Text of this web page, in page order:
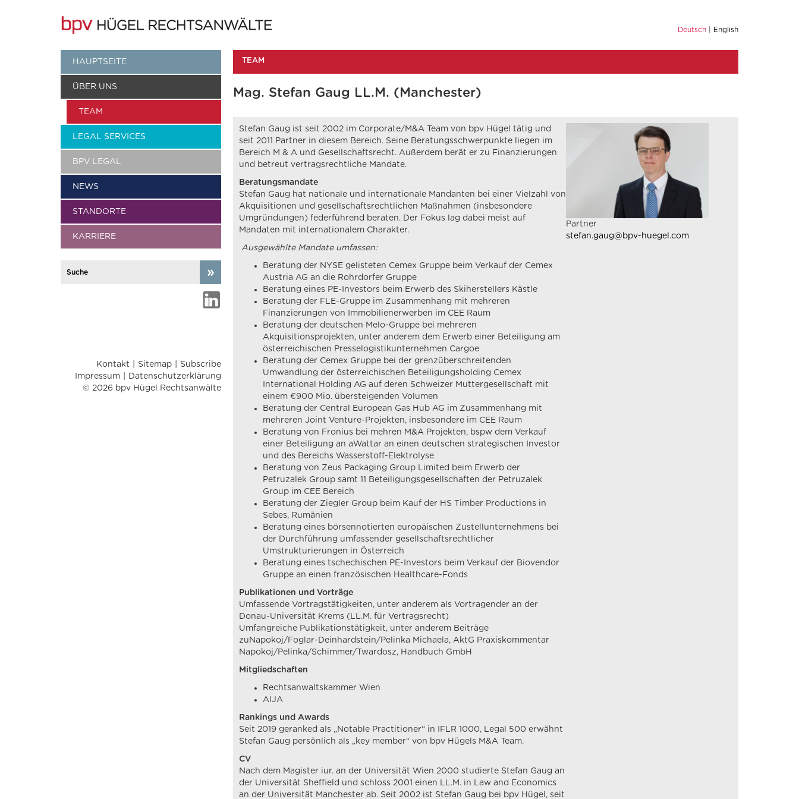
Deutsch English
HAUPTSEITE
ÜBER UNS
TEAM
LEGAL SERVICES
BPV LEGAL
NEWS
STANDORTE
KARRIERE
Kontakt Sitemap
Subscribe
Impressum
Datenschutzerklärung
© 2026 bpv Hügel Rechtsanwälte
TEAM
Mag. Stefan Gaug LL.M. (Manchester)
Stefan Gaug ist seit 2002 im Corporate/M&A Team von bpv Hügel tätig und
seit 2011 Partner in diesem Bereich. Seine Beratungsschwerpunkte liegen im
Bereich M & A und Gesellschaftsrecht. Außerdem berät er zu Finanzierungen
und betreut vertragsrechtliche Mandate.
Beratungsmandate
Stefan Gaug hat nationale und internationale Mandanten bei einer Vielzahl von
Akquisitionen und gesellschaftsrechtlichen Maßnahmen (insbesondere
Umgründungen) federführend beraten. Der Fokus lag dabei meist auf
Mandaten mit internationalem Charakter.
Ausgewählte Mandate umfassen:
Beratung der NYSE gelisteten Cemex Gruppe beim Verkauf der Cemex
Austria AG an die Rohrdorfer Gruppe
Beratung eines PE-Investors beim Erwerb des Skiherstellers Kästle
Beratung der FLE-Gruppe im Zusammenhang mit mehreren
Finanzierungen von Immobilienerwerben im CEE Raum
Beratung der deutschen Melo-Gruppe bei mehreren
Akquisitionsprojekten, unter anderem dem Erwerb einer Beteiligung am
österreichischen Presselogistikunternehmen Cargoe
Beratung der Cemex Gruppe bei der grenzüberschreitenden
Umwandlung der österreichischen Beteiligungsholding Cemex
International Holding AG auf deren Schweizer Muttergesellschaft mit
einem €900 Mio. übersteigenden Volumen
Beratung der Central European Gas Hub AG im Zusammenhang mit
mehreren Joint Venture-Projekten, insbesondere im CEE Raum
Beratung von Fronius bei mehren M&A Projekten, bspw dem Verkauf
einer Beteiligung an aWattar an einen deutschen strategischen Investor
und des Bereichs Wasserstoff-Elektrolyse
Beratung von Zeus Packaging Group Limited beim Erwerb der
Petruzalek Group samt 11 Beteiligungsgesellschaften der Petruzalek
Group im CEE Bereich
Beratung der Ziegler Group beim Kauf der HS Timber Productions in
Sebes, Rumänien
Beratung eines börsennotierten europäischen Zustellunternehmens bei
der Durchführung umfassender gesellschaftsrechtlicher
Umstrukturierungen in Österreich
Beratung eines tschechischen PE-Investors beim Verkauf der Biovendor
Gruppe an einen französischen Healthcare-Fonds
Publikationen und Vorträge
Umfassende Vortragstätigkeiten, unter anderem als Vortragender an der
Donau-Universität Krems (LL.M. für Vertragsrecht)
Umfangreiche Publikationstätigkeit, unter anderem Beiträge
zuNapokoj/Foglar-Deinhardstein/Pelinka Michaela, AktG Praxiskommentar
Napokoj/Pelinka/Schimmer/Twardosz, Handbuch GmbH
Mitgliedschaften
Rechtsanwaltskammer Wien
AIJA
Rankings und Awards
Seit 2019 geranked als „Notable Practitioner“ in IFLR 1000, Legal 500 erwähnt
Stefan Gaug persönlich als „key member“ von bpv Hügels M&A Team.
CV
Nach dem Magister iur. an der Universität Wien 2000 studierte Stefan Gaug an
der Universität Sheffield und schloss 2001 einen LL.M. in Law and Economics
an der Universität Manchester ab. Seit 2002 ist Stefan Gaug bei bpv Hügel, seit
Partner
stefan.gaug@bpv-huegel.com